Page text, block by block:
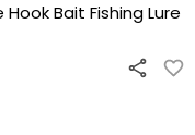
Bait Fishing Lure